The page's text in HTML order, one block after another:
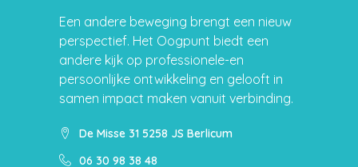
Een andere beweging brengt een nieuw
perspectief. Het Oogpunt biedt een
andere kijk op professionele-en
persoonlijke ontwikkeling en gelooft in
samen impact maken vanuit verbinding.
De Misse 31 5258 JS Berlicum
06 30 98 38 48